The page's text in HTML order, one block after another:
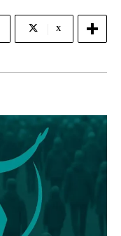
X